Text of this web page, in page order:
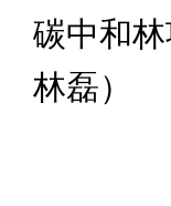
碳中和
林磊）